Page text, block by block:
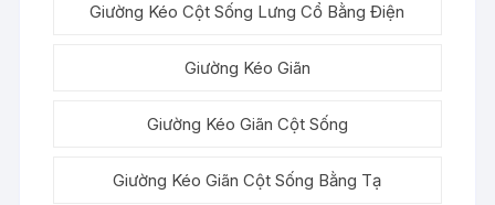
Giường Kéo Cột Sống Lưng Cổ Bằng Điện
Giường Kéo Giãn
Giường Kéo Giãn Cột Sống
Giường Kéo Giãn Cột Sống Bằng Tạ